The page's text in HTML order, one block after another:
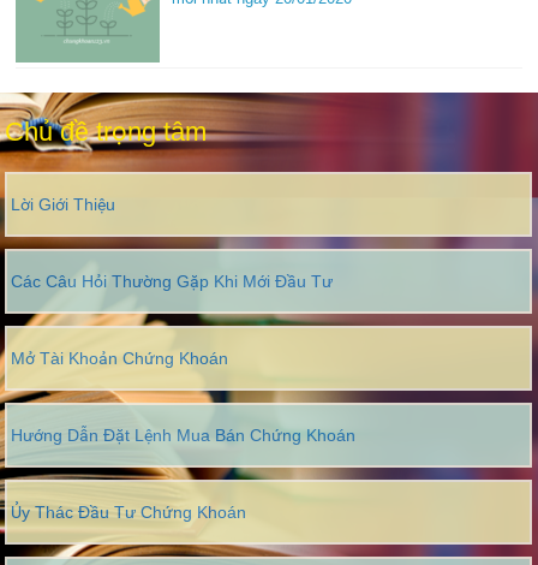
Chủ đề trọng tâm
Lời Giới Thiệu
Các Câu Hỏi Thường Gặp Khi Mới Đầu Tư
Mở Tài Khoản Chứng Khoán
Hướng Dẫn Đặt Lệnh Mua Bán Chứng Khoán
Ủy Thác Đầu Tư Chứng Khoán